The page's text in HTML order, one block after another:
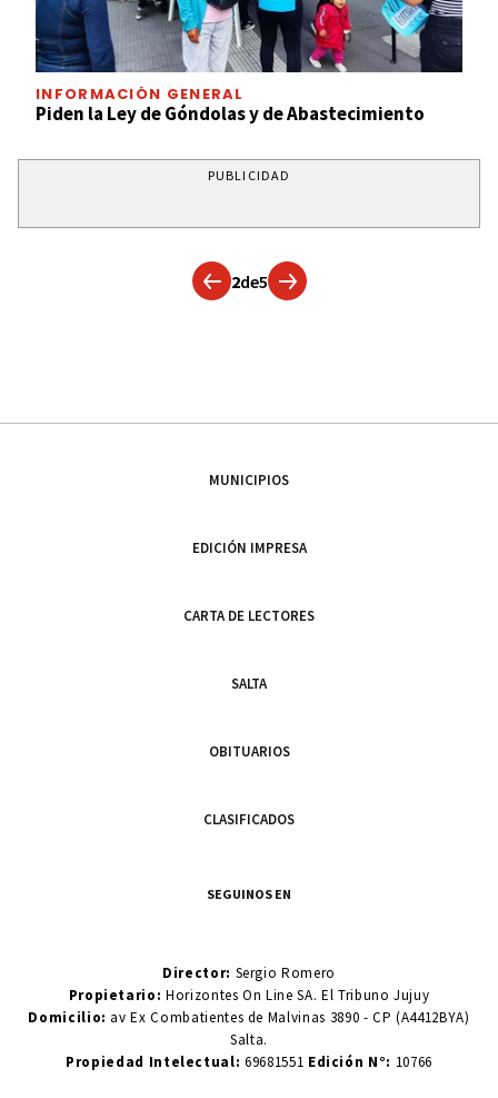
INFORMACIÓN GENERAL
Piden la Ley de Góndolas y de Abastecimiento
PUBLICIDAD
2de5
MUNICIPIOS
EDICIÓN IMPRESA
CARTA DE LECTORES
SALTA
OBITUARIOS
CLASIFICADOS
SEGUINOS EN
Director: Sergio Romero
Propietario:Horizontes On Line SA. El Tribuno Jujuy
Domicilio: av Ex Combatientes de Malvinas 3890 - CP (A4412BYA)
Salta.
Propiedad Intelectual: 69681551 Edición N°: 10766